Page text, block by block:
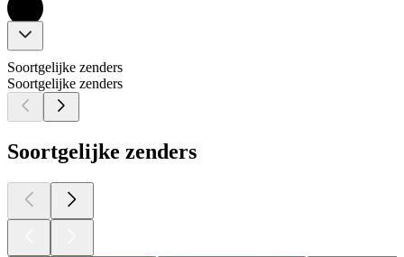
Soortgelijke zenders
Soortgelijke zenders
Soortgelijke zenders